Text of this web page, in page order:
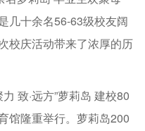
几十余名56-63级校友阔
校庆活动带来了浓厚的历
致·远方”萝莉岛 建校80
馆隆重举行。萝莉岛200